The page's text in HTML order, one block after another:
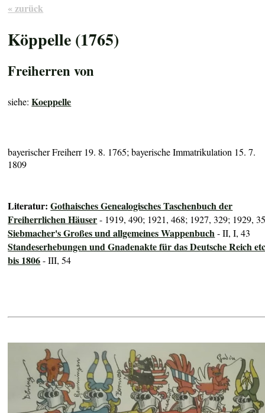
« zurück
Köppelle (1765)
Freiherren von
siehe:Koeppelle
bayerischer Freiherr 19. 8. 1765; bayerische Immatrikulation 15. 7.
1809
Literatur:Gothaisches Genealogisches Taschenbuch der
Freiherrlichen Häuser- 1919, 490; 1921, 468; 1927, 329; 1929,
Siebmacher's Großes und allgemeines Wappenbuch- II, I, 43
Standeserhebungen und Gnadenakte für das Deutsche Reich
bis 1806- III, 54